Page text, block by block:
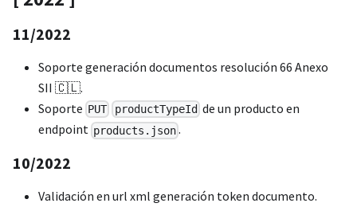
11/2022
Soporte generación documentos resolución 66 Anexo
SII 🇨🇱.
Soporte PUT productTypeId de un producto en
endpoint products.json .
10/2022
Validación en url xml generación token documento.